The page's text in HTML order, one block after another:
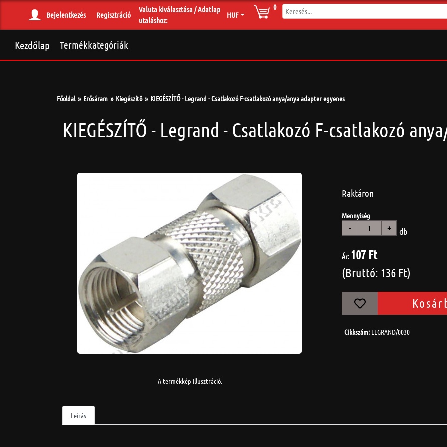
Bejelentkezés Regisztráció
Valuta kiválasztása / Adatlap
utaláshoz:
HUF
0
Termékkategóriák
Kezdőlap
Főoldal Erősáram Kiegészítő KIEGÉSZÍTŐ - Legrand - Csatlakozó F-csatlakozó anya/anya adapter egyenes
KIEGÉSZÍTŐ - Legrand - Csatlakozó F-csatlakozó
A termékkép illusztráció.
Raktáron
Mennyiség
- + db
Ár: 107 Ft
(Bruttó: 136 Ft)
Cikkszám: LEGRAND/0030
Leírás